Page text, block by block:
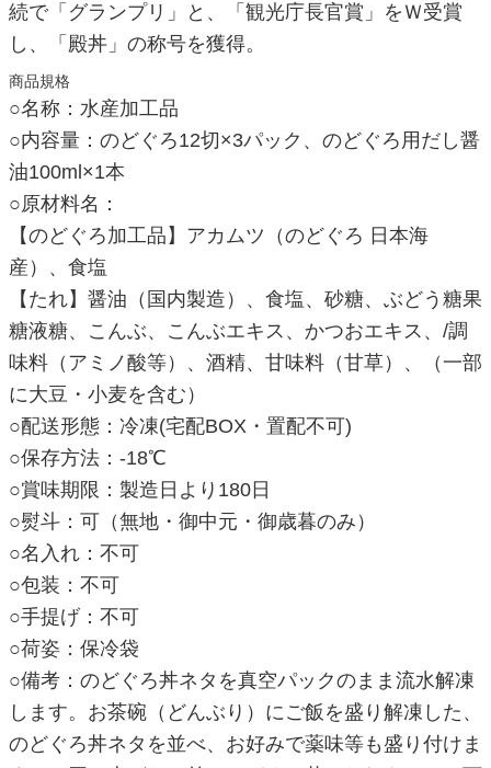
続で「グランプリ」と、「観光庁長官賞」をＷ受賞
し、「殿丼」の称号を獲得。
商品規格
○名称：水産加工品
○内容量：のどぐろ12切×3パック、のどぐろ用だし醤
油100ml×1本
○原材料名：
【のどぐろ加工品】アカムツ（のどぐろ 日本海
産）、食塩
【たれ】醤油（国内製造）、食塩、砂糖、ぶどう糖果
糖液糖、こんぶ、こんぶエキス、かつおエキス、/調
味料（アミノ酸等）、酒精、甘味料（甘草）、（一部
に大豆・小麦を含む）
○配送形態：冷凍(宅配BOX・置配不可)
○保存方法：-18℃
○賞味期限：製造日より180日
○熨斗：可（無地・御中元・御歳暮のみ）
○名入れ：不可
○包装：不可
○手提げ：不可
○荷姿：保冷袋
○備考：のどぐろ丼ネタを真空パックのまま流水解凍
します。お茶碗（どんぶり）にご飯を盛り解凍した、
のどぐろ丼ネタを並べ、お好みで薬味等も盛り付けま